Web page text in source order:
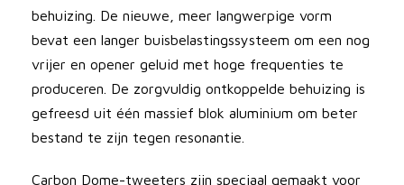
behuizing. De nieuwe, meer langwerpige vorm
bevat een langer buisbelastingssysteem om een nog
vrijer en opener geluid met hoge frequenties te
produceren. De zorgvuldig ontkoppelde behuizing is
gefreesd uit één massief blok aluminium om beter
bestand te zijn tegen resonantie.
Carbon Dome-tweeters zijn speciaal gemaakt voor